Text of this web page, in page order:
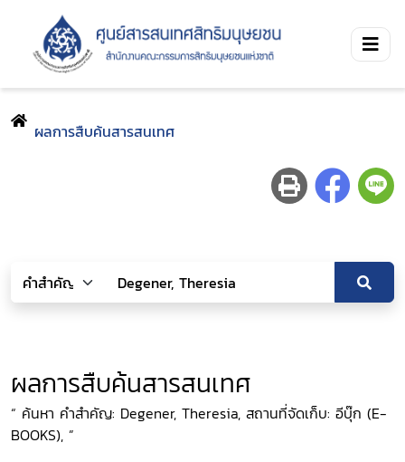
ผลการสืบค้นสารสนเทศ
ผลการสืบค้นสารสนเทศ
“ ค้นหา คำสำคัญ: Degener, Theresia, สถานที่จัดเก็บ: อีบุ๊ก (E-
BOOKS), ”